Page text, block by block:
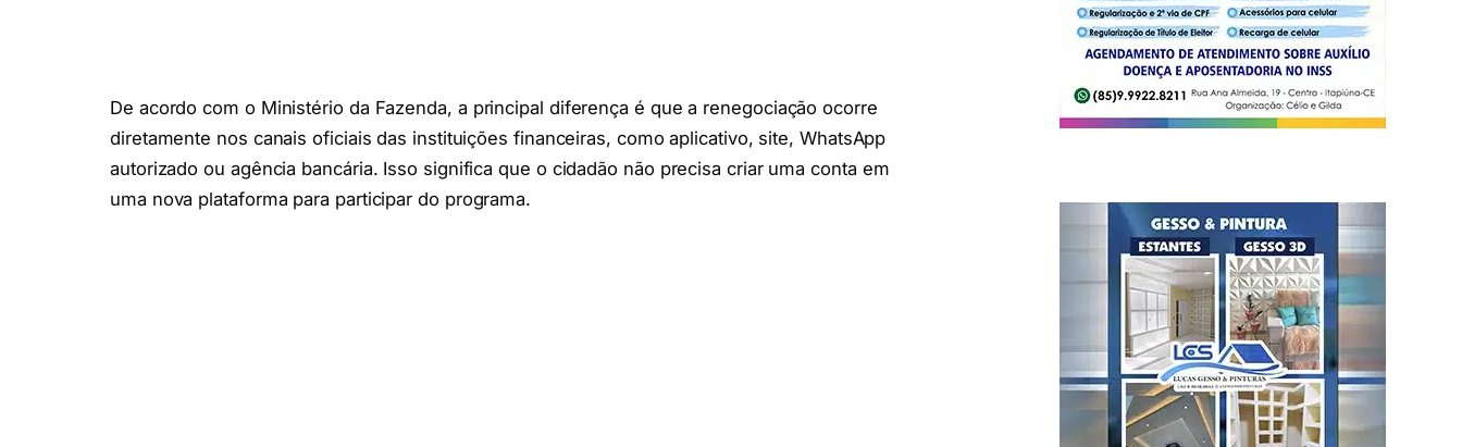
De acordo com o Ministério da Fazenda, a principal diferença é que a renegociação ocorre
diretamente nos canais oficiais das instituições financeiras, como aplicativo, site, WhatsApp
autorizado ou agência bancária. Isso significa que o cidadão não precisa criar uma conta em
uma nova plataforma para participar do programa.